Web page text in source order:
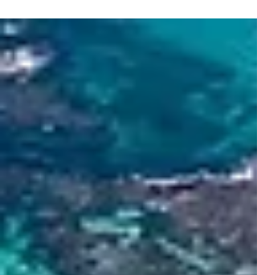
Inseln, türkisfarbenem Wasser, der lebendigen Guna-
Kultur und nahezu keiner großflächigen Bebauung
bietet die Region ein ganz anderes Erlebnis als der
traditionelle Karibik-Tourismus. San Blas ist jedoch
kein Ferienort. Seine Abgeschiedenheit, Einfachheit
und kulturelle Authent